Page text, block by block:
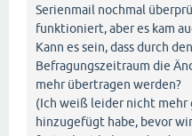
Serienmail nochmal
funktioniert, aber es kam
Kann es sein, dass durch
Befragungszeitraum die
mehr übertragen werden?
(Ich weiß leider nicht mehr
hinzugefügt habe, bevor